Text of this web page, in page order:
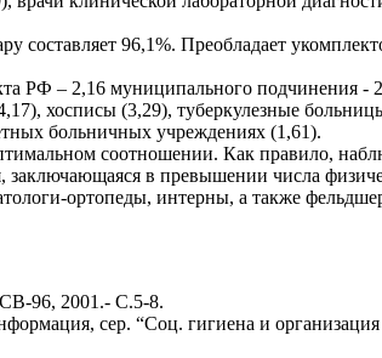
составляет 96,1%. Преобладает
РФ – 2,16 муниципального подчинения -
хосписы (3,29), туберкулезные
больничных учреждениях (1,61).
соотношении. Как правило,
заключающаяся в превышении числа
ортопеды, интерны, а также
96, 2001.- С.5-8.
сер. “Соц. гигиена и организация